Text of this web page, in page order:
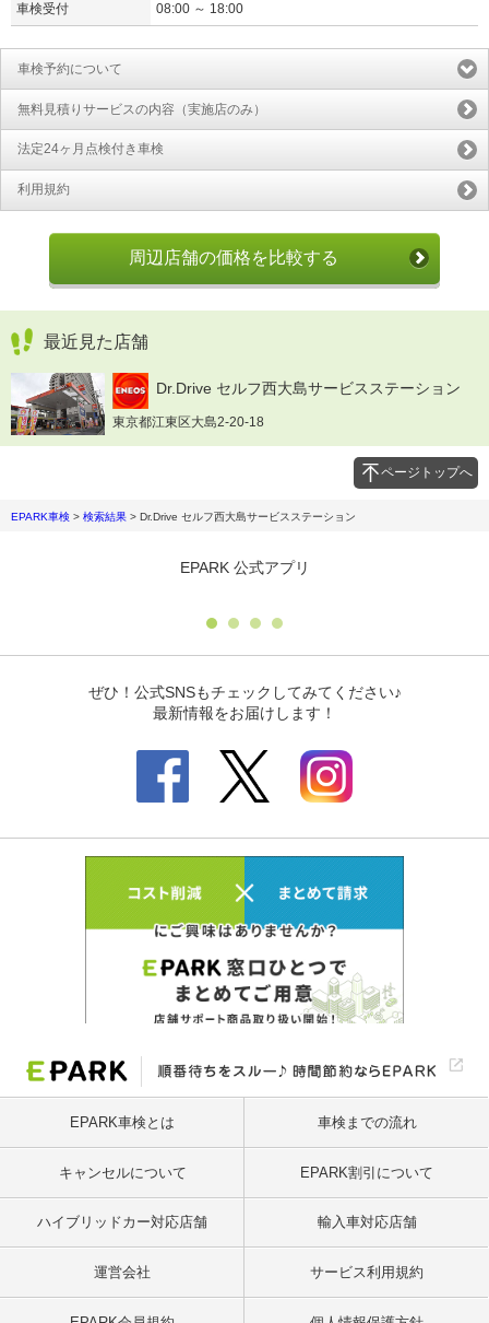
車検受付 08:00 ～ 18:00
車検予約について
無料見積りサービスの内容（実施店のみ）
法定24ヶ月点検付き車検
利用規約
周辺店舗の価格を比較する
最近見た店舗
Dr.Drive セルフ西大島サービスステーション
東京都江東区大島2-20-18
ページトップへ
EPARK車検 > 検索結果 > Dr.Drive セルフ西大島サービスステーション
EPARK車検とは 車検までの流れ
キャンセルについて EPARK割引について
ハイブリッドカー対応店舗 輸入車対応店舗
運営会社 サービス利用規約